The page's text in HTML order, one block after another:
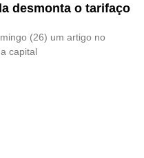
desmonta o tarifaço
(26) um artigo no
capital